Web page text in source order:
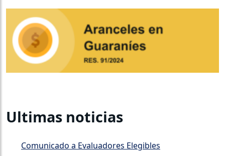
Ultimas noticias
Comunicado a Evaluadores Elegibles